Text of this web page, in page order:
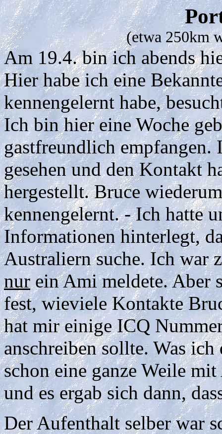
(etwa 250km
Am 19.4. bin ich abends
Hier habe ich eine
kennengelernt habe,
Ich bin hier eine Woche
gastfreundlich empfangen.
gesehen und den Kontakt
hergestellt. Bruce
kennengelernt. - Ich hatte
Informationen hinterlegt,
Australiern suche. Ich war
nurein Ami meldete. Aber
fest, wieviele Kontakte
hat mir einige ICQ
anschreiben sollte. Was
schon eine ganze Weile
und es ergab sich dann,
Der Aufenthalt selber war